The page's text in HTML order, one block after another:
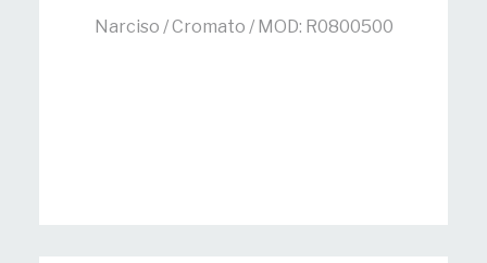
Narciso / Cromato / MOD: R0800500